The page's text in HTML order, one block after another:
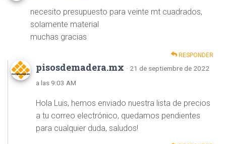
necesito presupuesto para veinte mt cuadrados,
solamente material
muchas gracias
RESPONDER
pisosdemadera.mx · 21 de septiembre de 2022
a las 9:03 AM
Hola Luis, hemos enviado nuestra lista de precios
a tu correo electrónico, quedamos pendientes
para cualquier duda, saludos!